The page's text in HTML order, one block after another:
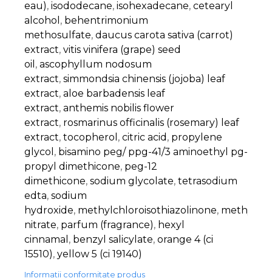
eau), isododecane, isohexadecane, cetearyl
alcohol , behentrimonium
methosulfate, daucus carota sativa (carrot)
extract, vitis vinifera (grape) seed
oil , ascophyllum nodosum
extract, simmondsia chinensis (jojoba) leaf
extract, aloe barbadensis leaf
extract, anthemis nobilis flower
extract, rosmarinus officinalis (rosemary) leaf
extract, tocopherol , citric acid , propylene
glycol , bisamino peg/ ppg-41/3 aminoethyl pg-
propyl dimethicone, peg-12
dimethicone, sodium glycolate, tetrasodium
edta, sodium
hydroxide, methylchloroisothiazolinone,
nitrate, parfum (fragrance), hexyl
cinnamal , benzyl salicylate, orange 4 (ci
15510), yellow 5 (ci 19140)
Informatii conformitate produs